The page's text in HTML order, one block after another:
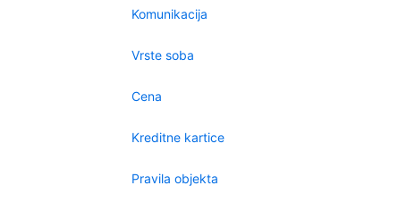
Komunikacija
Vrste soba
Cena
Kreditne kartice
Pravila objekta